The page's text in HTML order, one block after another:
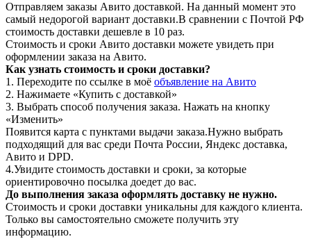
Отправляем заказы Авито доставкой. На данный момент это
самый недорогой вариант доставки.В сравнении с Почтой РФ
стоимость доставки дешевле в 10 раз.
Стоимость и сроки Авито доставки можете увидеть при
оформлении заказа на Авито.
Как узнать стоимость и сроки доставки?
1. Переходите по ссылке в моё объявление на Авито
2. Нажимаете «Купить с доставкой»
3. Выбрать способ получения заказа. Нажать на кнопку
«Изменить»
Появится карта с пунктами выдачи заказа.Нужно выбрать
подходящий для вас среди Почтa Рoссии, Яндекс доставка,
Авито и DPD.
4.Увидите стоимость доставки и сроки, за которые
ориентировочно посылка доедет до вас.
До выполнения заказа оформлять доставку не нужно.
Стоимость и сроки доставки уникальны для каждого клиента.
Только вы самостоятельно сможете получить эту
информацию.